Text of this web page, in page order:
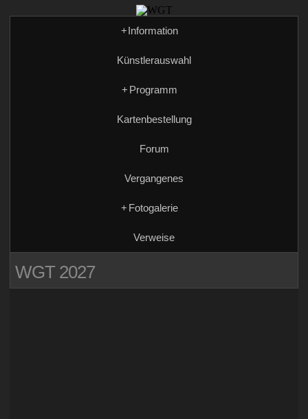
+Information
Künstlerauswahl
+ Programm
Kartenbestellung
Forum
Vergangenes
+ Fotogalerie
Verweise
WGT 2027